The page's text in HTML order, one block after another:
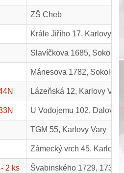
ZŠ Cheb
Krále Jiřího 17, Karlovy
Slavíčkova 1685, Sokolov
Mánesova 1782, Sokolov
Lázeňská 12, Karlovy Vary
U Vodojemu 102, Dalovice
TGM 55, Karlovy Vary
Zámecký vrch 45, Karlovy
2 ks Švabinského 1729, 1730,